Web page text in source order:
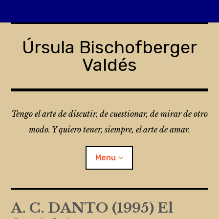
contentÚrsula Bischofberger
Valdés
Tengo el arte de discutir, de cuestionar, de mirar de otro
modo. Y quiero tener, siempre, el arte de amar.
Menu
¿Qué es Folio?
A. C. DANTO (1995) El